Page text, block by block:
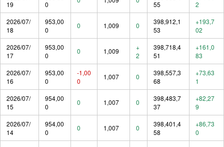
19
0
55
2
2026/07/
18
953,00
0
0 1,009 0
398,912,1
53
+193,7
02
2026/07/
17
953,00
0
0 1,009
+
2
398,718,4
51
+161,0
83
2026/07/
16
953,00
0
-1,00
0
1,007 0
398,557,3
68
+73,63
1
2026/07/
15
954,00
0
0 1,007 0
398,483,7
37
+82,27
9
2026/07/
14
954,00
0
0 1,007 0
398,401,4
58
+86,73
0